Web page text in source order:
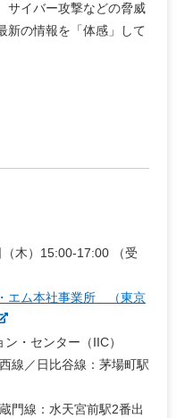
サイバー攻撃などの脅威
新の情報を「体感」して
木）15:00-17:00 （受
エム本社事業所 （東京
ンター（IIC）
比谷線：茅場町駅
水天宮前駅2番出